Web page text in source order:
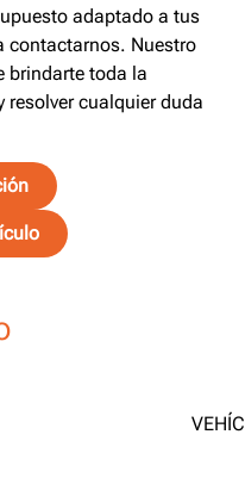
adaptado a tus
contactarnos. Nuestro
brindarte toda la
resolver cualquier duda